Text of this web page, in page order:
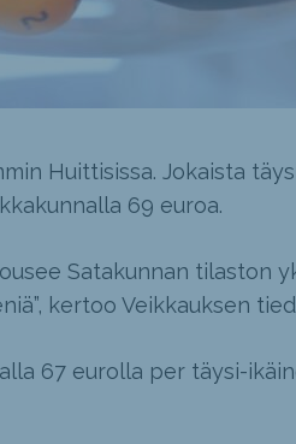
Huittisissa. Jokaista
69 euroa.
Satakunnan tilaston
kertoo Veikkauksen
67 eurolla per täysi-